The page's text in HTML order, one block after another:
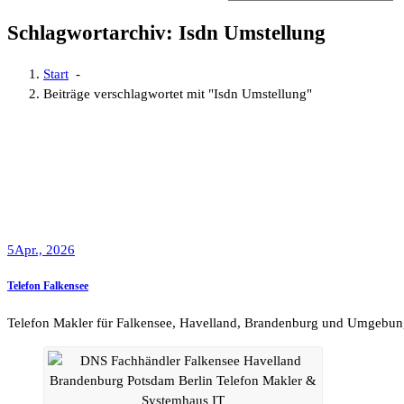
Schlagwortarchiv: Isdn Umstellung
Start -
Beiträge verschlagwortet mit "Isdn Umstellung"
5Apr., 2026
Telefon Falkensee
Telefon Makler für Falkensee, Havelland, Brandenburg und